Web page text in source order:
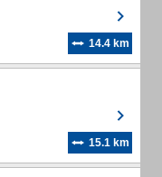
14.4 km
15.1 km